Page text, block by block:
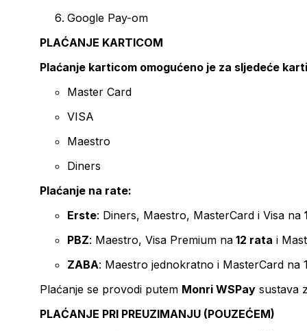
Google Pay-om
PLAĆANJE KARTICOM
Plaćanje karticom omogućeno je za sljedeće
Master Card
VISA
Maestro
Diners
Plaćanje na rate:
Erste: Diners, Maestro, MasterCard i Visa na
PBZ: Maestro, Visa Premium na 12 rata i
ZABA: Maestro jednokratno i MasterCard na
Plaćanje se provodi putem Monri WSPay sustava
PLAĆANJE PRI PREUZIMANJU (POUZEĆEM)